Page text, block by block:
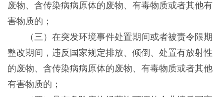
废物、含传染病病原体的废物、有毒物质或者其他有
害物质的；
（三）在突发环境事件处置期间或者被责令限期
整改期间，违反国家规定排放、倾倒、处置有放射性
的废物、含传染病病原体的废物、有毒物质或者其他
有害物质的；